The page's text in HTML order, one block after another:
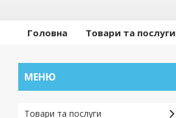
Головна Товари та послуги
Товари та послуги